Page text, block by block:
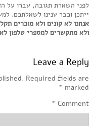
לפני השארת תגובה, עברו על
ייתכן וכבר ענינו לשאלתכם.
אנחנו לא קונים ולא מוכרים
ולא מתקשרים למספרי טלפון
Leave a Reply
Required fields are
marked
*
Comment
*